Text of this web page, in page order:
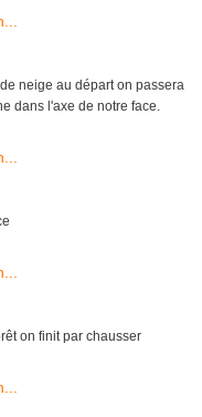
neige au départ on passera
dans l'axe de notre face.
on finit par chausser